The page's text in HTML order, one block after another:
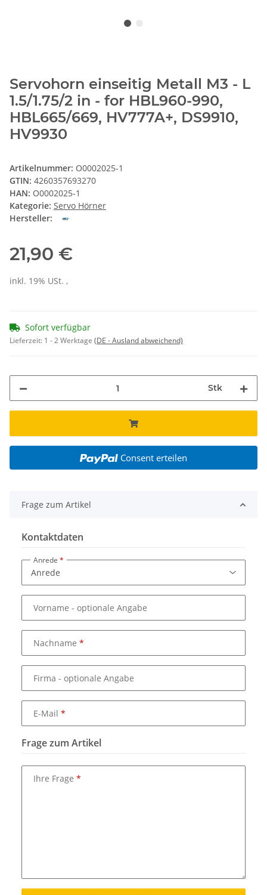
Servohorn einseitig Metall M3 - L
1.5/1.75/2 in - for HBL960-990,
HBL665/669, HV777A+, DS9910,
HV9930
Artikelnummer: O0002025-1
GTIN: 4260357693270
HAN: O0002025-1
Kategorie: Servo Hörner
Hersteller:
21,90 €
inkl. 19% USt. ,
Sofort verfügbar
Lieferzeit: 1 - 2 Werktage (DE - Ausland abweichend)
Stk
Consent erteilen
Frage zum Artikel
Kontaktdaten
Anrede
Vorname - optionale Angabe
Nachname
Firma - optionale Angabe
E-Mail
Frage zum Artikel
Ihre Frage